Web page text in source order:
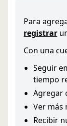
Para
registrar
Con una
Seguir
tiempo
Agregar
Ver más
Recibir